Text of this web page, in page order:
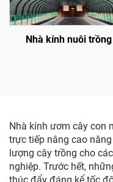
Nhà kính nuôi trồng
Nhà kính ươm cây con
trực tiếp nâng cao
lượng cây trồng cho
nghiệp. Trước hết,